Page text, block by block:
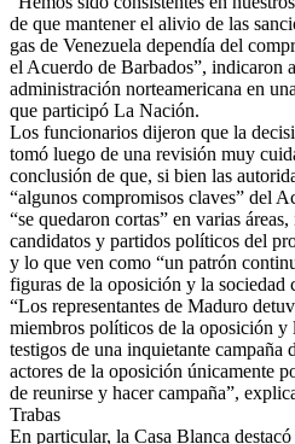
de que mantener el alivio de las
gas de Venezuela dependía del
el Acuerdo de Barbados”, indicaron
administración norteamericana en
que participó La Nación.
Los funcionarios dijeron que la
tomó luego de una revisión muy
conclusión de que, si bien las
“algunos compromisos claves” del
“se quedaron cortas” en varias
candidatos y partidos políticos del
y lo que ven como “un patrón
figuras de la oposición y la sociedad
“Los representantes de Maduro
miembros políticos de la oposición
testigos de una inquietante campaña
actores de la oposición únicamente
de reunirse y hacer campaña”,
Trabas
En particular, la Casa Blanca